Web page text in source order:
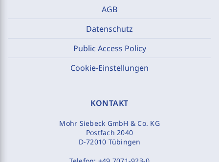
AGB
Datenschutz
Public Access Policy
Cookie-Einstellungen
KONTAKT
Mohr Siebeck GmbH & Co. KG
Postfach 2040
D-72010 Tübingen